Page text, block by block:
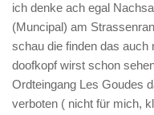
ich denke ach egal
(Muncipal) am
schau die finden das
doofkopf wirst schon
Ordteingang Les Goudes
verboten ( nicht für mich,